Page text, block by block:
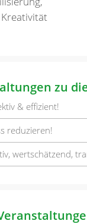
zu
& effizient!
reduzieren!
wertschätzend,